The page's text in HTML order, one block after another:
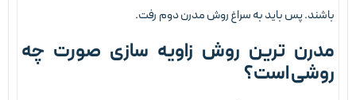
پس باید به سراغ روش مدرن دوم رفت.
ترین روش زاویه سازی صورت چه
است؟